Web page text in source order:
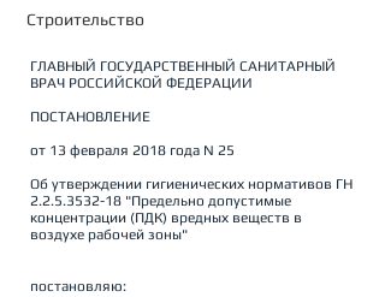
Строительство
ГЛАВНЫЙ ГОСУДАРСТВЕННЫЙ САНИТАРНЫЙ
ВРАЧ РОССИЙСКОЙ ФЕДЕРАЦИИ
ПОСТАНОВЛЕНИЕ
от 13 февраля 2018 года N 25
Об утверждении гигиенических нормативов ГН
2.2.5.3532-18 "Предельно допустимые
концентрации (ПДК) вредных веществ в
воздухе рабочей зоны"
постановляю: